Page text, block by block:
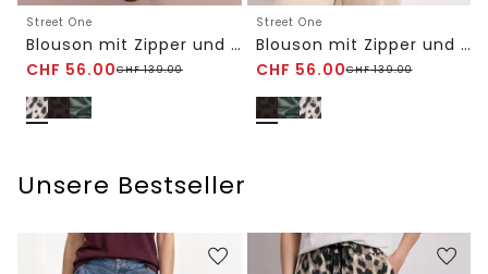
Street One
Blouson mit Zipper und Print
CHF 56.00CHF139.00
Street One
Blouson mit Zipper und Print
CHF 56.00CHF139.00
Unsere Bestseller